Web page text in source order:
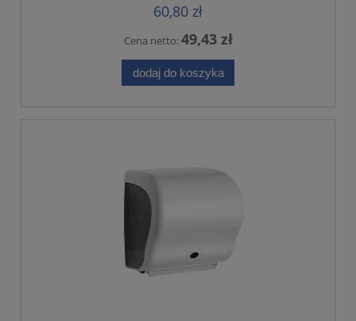
60,80 zł
Cena netto:49,43 zł
dodaj do koszyka